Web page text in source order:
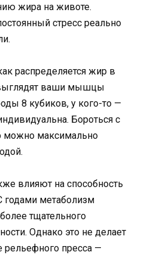
жира на животе.
стресс реально
распределяется жир в
ваши мышцы
8 кубиков, у кого-то —
Бороться с
можно максимально
влияют на способность
годами метаболизм
тщательного
Однако это не делает
пресса —